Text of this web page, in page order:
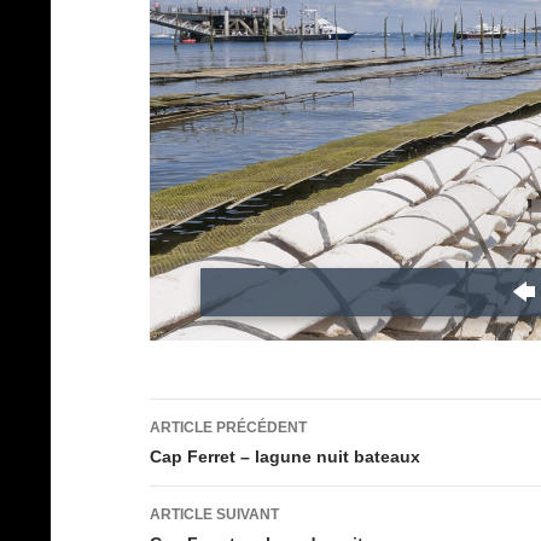
Navigation
des
articles
ARTICLE PRÉCÉDENT
Cap Ferret – lagune nuit bateaux
ARTICLE SUIVANT